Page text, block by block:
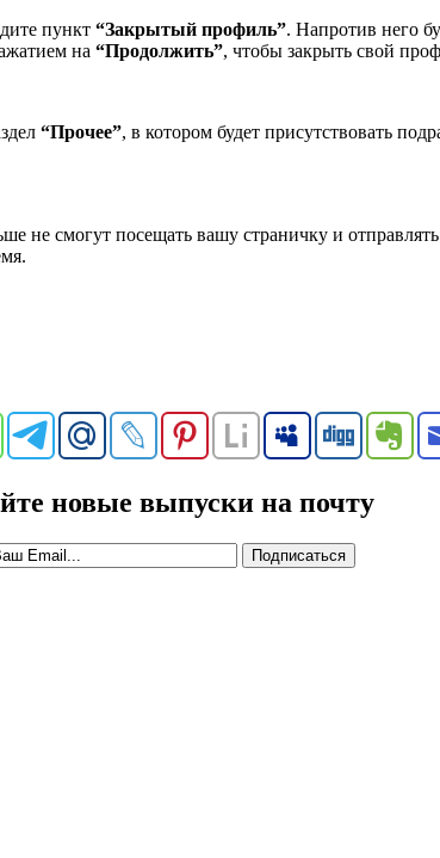
пункт “Закрытый профиль”. Напротив него
на “Продолжить”, чтобы закрыть свой
“Прочее”, в котором будет присутствовать
не смогут посещать вашу страничку и
новые выпуски на почту